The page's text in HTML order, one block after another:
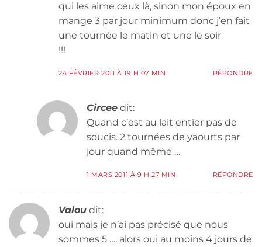
qui les aime ceux là, sinon mon époux en
mange 3 par jour minimum donc j’en fait
une tournée le matin et une le soir
!!!
24 FÉVRIER 2011 À 19 H 07 MIN RÉPONDRE
Circee dit:
Quand c’est au lait entier pas de
soucis. 2 tournées de yaourts par
jour quand même …
1 MARS 2011 À 9 H 27 MIN RÉPONDRE
Valou dit:
oui mais je n’ai pas précisé que nous
sommes 5 …. alors oui au moins 4 jours de